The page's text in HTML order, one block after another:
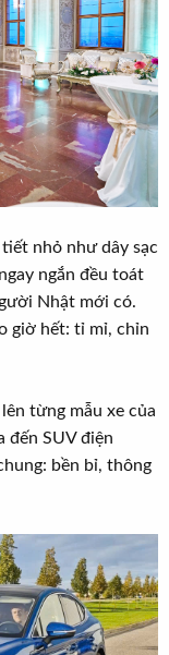
nhỏ như dây sạc
ngắn đều toát
Nhật mới có.
giờ hết: tỉ mỉ, chỉn
từng mẫu xe của
đến SUV điện
bền bỉ, thông